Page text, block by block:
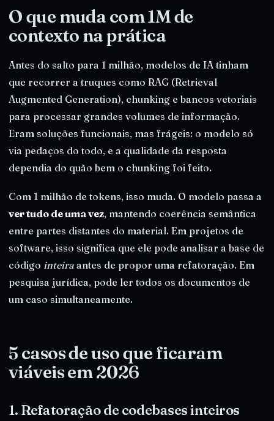
O que muda com 1M de
contexto na prática
Antes do salto para 1 milhão, modelos de IA tinham
que recorrer a truques como RAG (Retrieval
Augmented Generation), chunking e bancos vetoriais
para processar grandes volumes de informação.
Eram soluções funcionais, mas frágeis: o modelo só
via pedaços do todo, e a qualidade da resposta
dependia do quão bem o chunking foi feito.
Com 1 milhão de tokens, isso muda. O modelo passa a
ver tudo de uma vez, mantendo coerência semântica
entre partes distantes do material. Em projetos de
software, isso significa que ele pode analisar a base de
código inteira antes de propor uma refatoração. Em
pesquisa jurídica, pode ler todos os documentos de
um caso simultaneamente.
5 casos de uso que ficaram
viáveis em 2026
1. Refatoração de codebases inteiros